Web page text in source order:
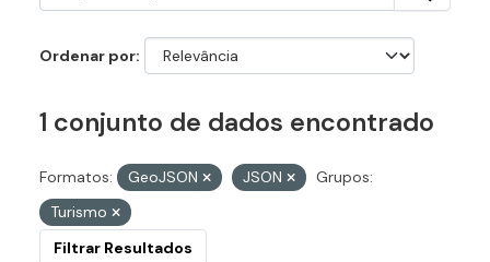
Ordenar por
1 conjunto de dados encontrado
Formatos: GeoJSON JSON
Grupos:
Turismo
Filtrar Resultados